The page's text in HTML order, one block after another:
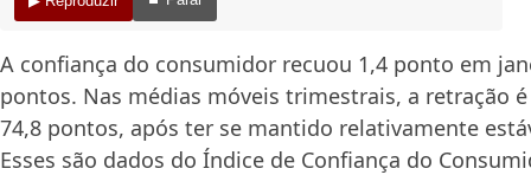
A confiança do consumidor recuou 1,4 ponto em
pontos. Nas médias móveis trimestrais, a retração
74,8 pontos, após ter se mantido relativamente
Esses são dados do Índice de Confiança do